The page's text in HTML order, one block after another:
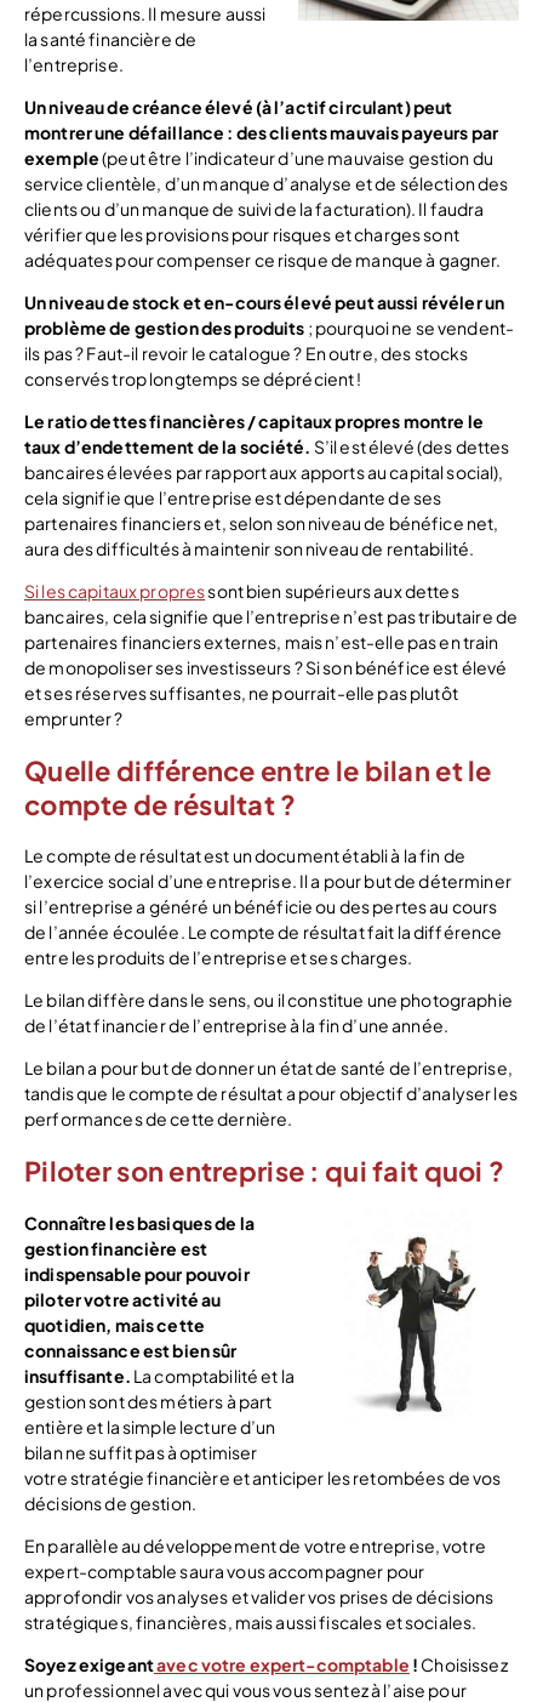
répercussions. Il mesure aussi
la santé financière de
l’entreprise.
Un niveau de créance élevé (à l’actif circulant) peut
montrer une défaillance : des clients mauvais payeurs par
exemple(peut être l’indicateur d’une mauvaise gestion du
service clientèle, d’un manque d’analyse et de sélection des
clients ou d’un manque de suivi de la facturation). Il faudra
vérifier que les provisions pour risques et charges sont
adéquates pour compenser ce risque de manque à gagner.
Un niveau de stock et en-cours élevé peut aussi révéler un
problème de gestion des produits ; pourquoi ne se vendent-
ils pas ? Faut-il revoir le catalogue ? En outre, des stocks
conservés trop longtemps se déprécient !
Le ratio dettes financières / capitaux propres montre le
taux d’endettement de la société. S’il est élevé (des dettes
bancaires élevées par rapport aux apports au capital social),
cela signifie que l’entreprise est dépendante de ses
partenaires financiers et, selon son niveau de bénéfice net,
aura des difficultés à maintenir son niveau de rentabilité.
Si les capitaux propressont bien supérieurs aux dettes
bancaires, cela signifie que l’entreprise n’est pas tributaire de
partenaires financiers externes, mais n’est-elle pas en train
de monopoliser ses investisseurs ? Si son bénéfice est élevé
et ses réserves suffisantes, ne pourrait-elle pas plutôt
emprunter ?
Quelle différence entre le bilan et le
compte de résultat ?
Le compte de résultat est un document établi à la fin de
l’exercice social d’une entreprise. Il a pour but de déterminer
si l’entreprise a généré un bénéficie ou des pertes au cours
de l’année écoulée. Le compte de résultat fait la différence
entre les produits de l’entreprise et ses charges.
Le bilan diffère dans le sens, ou il constitue une photographie
de l’état financier de l’entreprise à la fin d’une année.
Le bilan a pour but de donner un état de santé de l’entreprise,
tandis que le compte de résultat a pour objectif d’analyser les
performances de cette dernière.
Piloter son entreprise : qui fait quoi ?
Connaître les basiques de la
gestion financière est
indispensable pour pouvoir
piloter votre activité au
quotidien, mais cette
connaissance est bien sûr
insuffisante. La comptabilité et la
gestion sont des métiers à part
entière et la simple lecture d’un
bilan ne suffit pas à optimiser
votre stratégie financière et anticiper les retombées de vos
décisions de gestion.
En parallèle au développement de votre entreprise, votre
expert-comptable saura vous accompagner pour
approfondir vos analyses et valider vos prises de décisions
stratégiques, financières, mais aussi fiscales et sociales.
Soyez exigeantavec votre expert-comptable ! Choisissez
un professionnel avec qui vous vous sentez à l’aise pour